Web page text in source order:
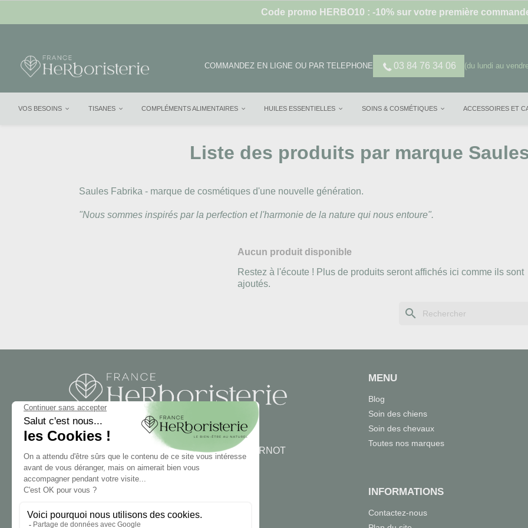
Code promo HERBO10 : -10% sur votre première
COMMANDEZ EN LIGNE OU PAR TELEPHONE 03 84 76 34 06 (du lundi au
VOS BESOINS TISANES COMPLÉMENTS ALIMENTAIRES HUILES ESSENTIELLES SOINS & COSMÉTIQUES ACCESSOIRES ET
Liste des produits par marque
Saules Fabrika - marque de cosmétiques d'une nouvelle génération.
"Nous sommes inspirés par la perfection et l'harmonie de la nature qui nous entoure".
Aucun produit disponible
Restez à l'écoute ! Plus de produits seront affichés ici comme ils sont
ajoutés.
search
FRANCE HERBORISTERIE
5001 F RUE DE LA CORNE JACQUOT BOURNOT
ZI LE DURGEON
03 84 76 34 06
MENU
Blog
Soin des chiens
Soin des chevaux
Toutes nos marques
INFORMATIONS
Contactez-nous